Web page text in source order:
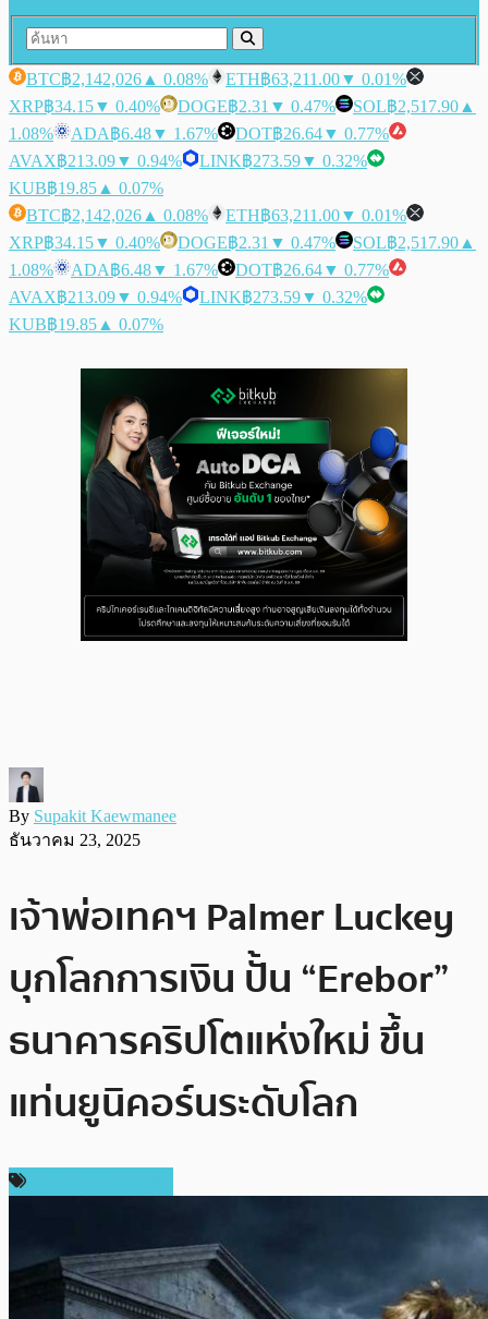
BTC฿2,142,026 ▲ 0.08% ETH฿63,211.00▼ 0.01%
XRP฿34.15▼ 0.40% DOGE฿2.31 ▼ 0.47% SOL฿2,517.90 ▲
1.08%
ADA฿6.48▼ 1.67% DOT฿26.64▼ 0.77%
AVAX฿213.09▼ 0.94% LINK฿273.59▼ 0.32%
KUB฿19.85 ▲ 0.07%
BTC฿2,142,026 ▲ 0.08% ETH฿63,211.00▼ 0.01%
XRP฿34.15▼ 0.40% DOGE฿2.31 ▼ 0.47% SOL฿2,517.90 ▲
1.08%
ADA฿6.48▼ 1.67% DOT฿26.64▼ 0.77%
AVAX฿213.09▼ 0.94% LINK฿273.59▼ 0.32%
KUB฿19.85 ▲ 0.07%
By Supakit Kaewmanee
ธันวาคม 23, 2025
เจ้าพ่อเทคฯ Palmer Luckey
บุกโลกการเงิน ปั้น “Erebor”
ธนาคารคริปโตแห่งใหม่ ขึ้น
แท่นยูนิคอร์นระดับโลก